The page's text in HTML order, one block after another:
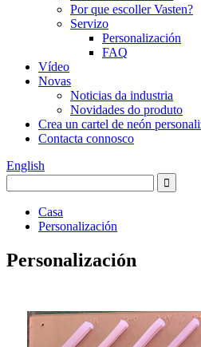
Por que escoller Vasten?
Servizo
Personalización
FAQ
Vídeo
Novas
Noticias da industria
Novidades do produto
Crea un cartel de neón
Contacta connosco
English
Casa
Personalización
Personalización